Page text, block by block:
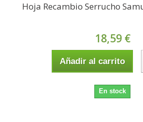
Hoja Recambio Serrucho
18,59 €
Añadir al carrito
En stock